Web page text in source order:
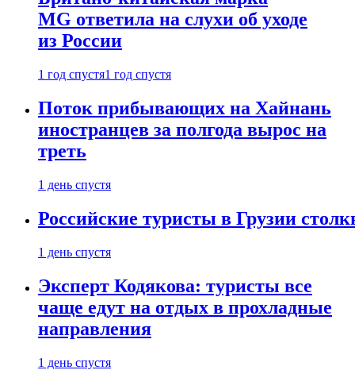
MG ответила на слухи об уходе
из России
1 год спустя1 год спустя
Поток прибывающих на Хайнань
иностранцев за полгода вырос на
треть
1 день спустя
Российские туристы в Грузии
1 день спустя
Эксперт Кодякова: туристы все
чаще едут на отдых в прохладные
направления
1 день спустя